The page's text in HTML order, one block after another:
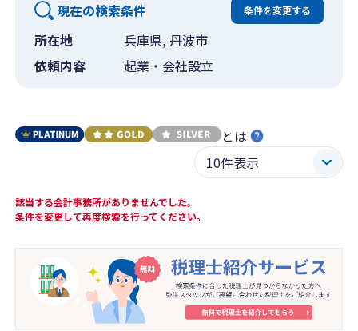
現在の検索条件 条件を変更する
所在地
兵庫県, 丹波市
依頼内容
起業・会社設立
とは
該当する会計事務所がありませんでした。
条件を変更して再度検索を行ってください。